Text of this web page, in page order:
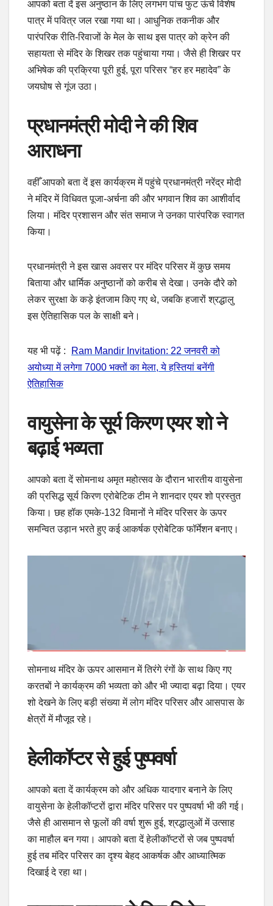
आपको बता दें इस अनुष्ठान के लिए लगभग पांच फुट ऊंचे विशेष
पात्र में पवित्र जल रखा गया था। आधुनिक तकनीक और
पारंपरिक रीति-रिवाजों के मेल के साथ इस पात्र को क्रेन की
सहायता से मंदिर के शिखर तक पहुंचाया गया। जैसे ही शिखर पर
अभिषेक की प्रक्रिया पूरी हुई, पूरा परिसर “हर हर महादेव” के
जयघोष से गूंज उठा।
प्रधानमंत्री मोदी ने की शिव
आराधना
वहीँ आपको बता दें इस कार्यक्रम में पहुंचे प्रधानमंत्री नरेंद्र मोदी
ने मंदिर में विधिवत पूजा-अर्चना की और भगवान शिव का आशीर्वाद
लिया। मंदिर प्रशासन और संत समाज ने उनका पारंपरिक स्वागत
किया।
प्रधानमंत्री ने इस खास अवसर पर मंदिर परिसर में कुछ समय
बिताया और धार्मिक अनुष्ठानों को करीब से देखा। उनके दौरे को
लेकर सुरक्षा के कड़े इंतजाम किए गए थे, जबकि हजारों श्रद्धालु
इस ऐतिहासिक पल के साक्षी बने।
यह भी पढ़ें :
Ram Mandir Invitation: 22 जनवरी को
अयोध्या में लगेगा 7000 भक्तों का मेला, ये हस्तियां बनेंगी
ऐतिहासिक
वायुसेना के सूर्य किरण एयर शो ने
बढ़ाई भव्यता
आपको बता दें सोमनाथ अमृत महोत्सव के दौरान भारतीय वायुसेना
की प्रसिद्ध सूर्य किरण एरोबेटिक टीम ने शानदार एयर शो प्रस्तुत
किया। छह हॉक एमके-132 विमानों ने मंदिर परिसर के ऊपर
समन्वित उड़ान भरते हुए कई आकर्षक एरोबेटिक फॉर्मेशन बनाए।
सोमनाथ मंदिर के ऊपर आसमान में तिरंगे रंगों के साथ किए गए
करतबों ने कार्यक्रम की भव्यता को और भी ज्यादा बढ़ा दिया। एयर
शो देखने के लिए बड़ी संख्या में लोग मंदिर परिसर और आसपास के
क्षेत्रों में मौजूद रहे।
हेलीकॉप्टर से हुई पुष्पवर्षा
आपको बता दें कार्यक्रम को और अधिक यादगार बनाने के लिए
वायुसेना के हेलीकॉप्टरों द्वारा मंदिर परिसर पर पुष्पवर्षा भी की गई।
जैसे ही आसमान से फूलों की वर्षा शुरू हुई, श्रद्धालुओं में उत्साह
का माहौल बन गया। आपको बता दें हेलीकॉप्टरों से जब पुष्पवर्षा
हुई तब मंदिर परिसर का दृश्य बेहद आकर्षक और आध्यात्मिक
दिखाई दे रहा था।